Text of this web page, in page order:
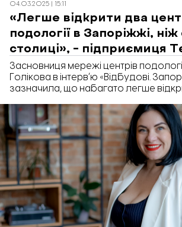
04.03.2025 | 15:11
«Легше відкрити два
подології в Запоріжжі,
столиці», – підприємиця
Голікова
Засновниця мережі центрів
Голікова в інтервʼю «Відбудові.
зазначила, що набагато легше
словами, в столиці вести бізнес
високу конкуренцію та великі
до того ж попит на послуги в
значно більший.